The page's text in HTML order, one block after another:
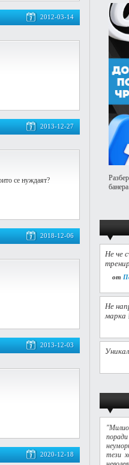
2012-03-14
2013-12-27
се нуждаят?
2018-12-06
2013-12-03
2020-12-18
банера
Не че
от
Не
марка
тези